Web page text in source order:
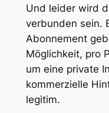
Und leider wird
verbunden sein.
Abonnement
Möglichkeit, pro
um eine private
kommerzielle
legitim.